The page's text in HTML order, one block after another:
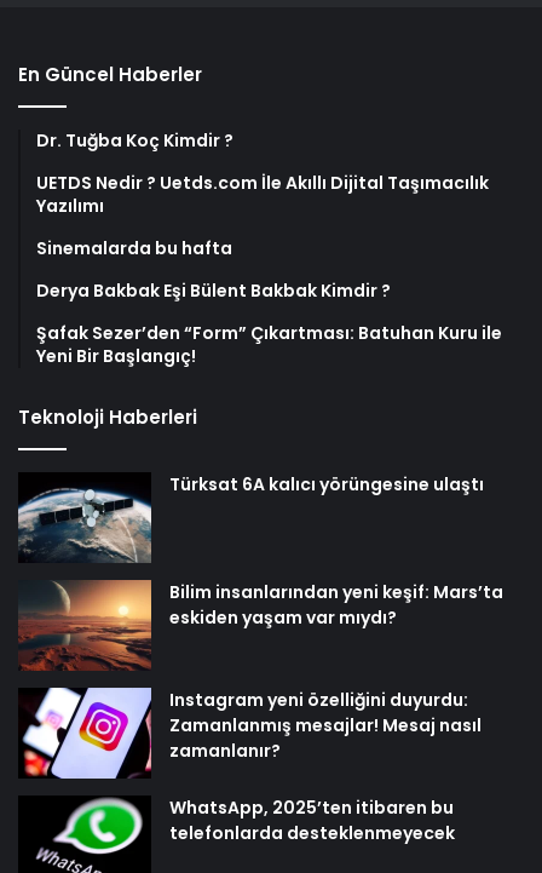
En Güncel Haberler
Dr. Tuğba Koç Kimdir ?
UETDS Nedir ? Uetds.com İle Akıllı Dijital Taşımacılık
Yazılımı
Sinemalarda bu hafta
Derya Bakbak Eşi Bülent Bakbak Kimdir ?
Şafak Sezer’den “Form” Çıkartması: Batuhan Kuru ile
Yeni Bir Başlangıç!
Teknoloji Haberleri
Türksat 6A kalıcı yörüngesine ulaştı
Bilim insanlarından yeni keşif: Mars’ta
eskiden yaşam var mıydı?
Instagram yeni özelliğini duyurdu:
Zamanlanmış mesajlar! Mesaj nasıl
zamanlanır?
WhatsApp, 2025’ten itibaren bu
telefonlarda desteklenmeyecek